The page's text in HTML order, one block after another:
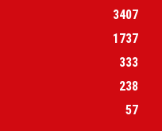
3407
1737
333
238
57